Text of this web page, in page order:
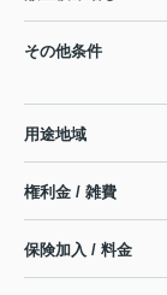
その他条件
用途地域
権利金 / 雑費
保険加入 / 料金